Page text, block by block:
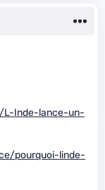
L-Inde-lance-un-
pourquoi-linde-